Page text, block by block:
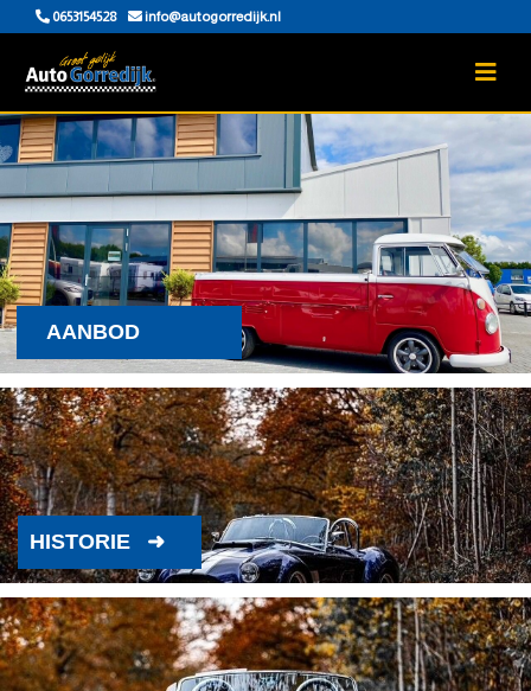
0653154528 info@autogorredijk.nl
AANBOD
HISTORIE